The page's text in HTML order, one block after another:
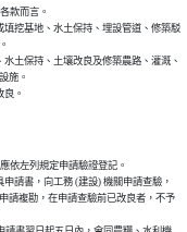
款而言。
填挖基地、水土保持、埋設管道、修築駁
土保持、土壤改良及修築農路、灌溉、
施。
良。
依左列規定申請驗證登記。
請書，向工務 (建設) 機關申請查驗，
申請複勘，在申請查驗前已改良者，不予